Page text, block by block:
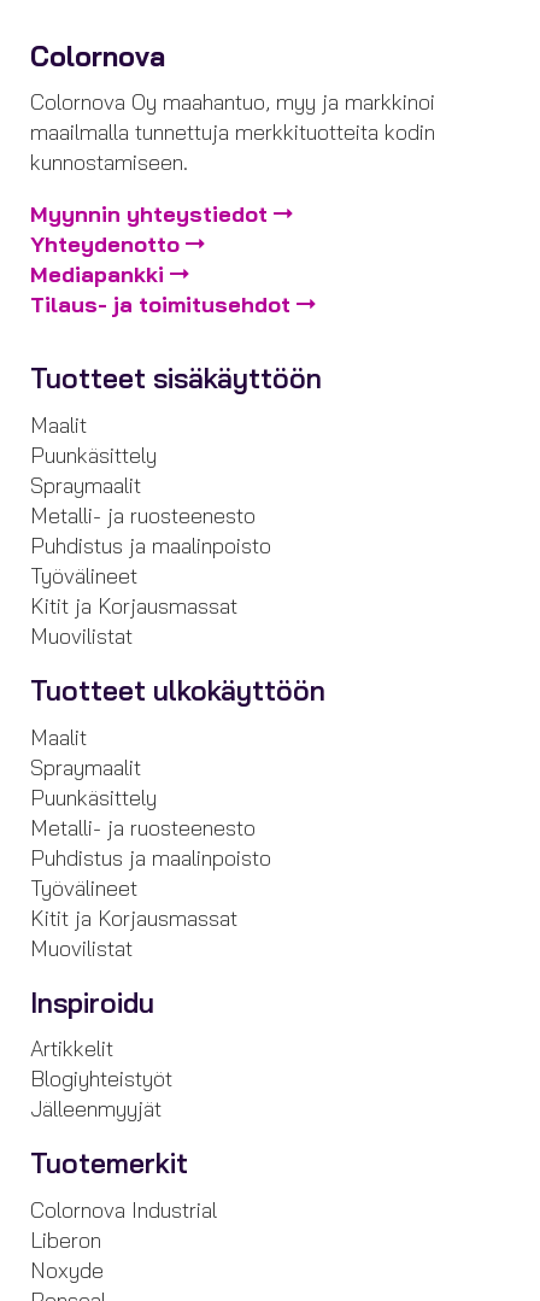
Colornova
Colornova Oy maahantuo, myy ja markkinoi
maailmalla tunnettuja merkkituotteita kodin
kunnostamiseen.
Myynnin yhteystiedot
Yhteydenotto
Mediapankki
Tilaus- ja toimitusehdot
Tuotteet sisäkäyttöön
Maalit
Puunkäsittely
Spraymaalit
Metalli- ja ruosteenesto
Puhdistus ja maalinpoisto
Työvälineet
Kitit ja Korjausmassat
Muovilistat
Tuotteet ulkokäyttöön
Maalit
Spraymaalit
Puunkäsittely
Metalli- ja ruosteenesto
Puhdistus ja maalinpoisto
Työvälineet
Kitit ja Korjausmassat
Muovilistat
Inspiroidu
Artikkelit
Blogiyhteistyöt
Jälleenmyyjät
Tuotemerkit
Colornova Industrial
Liberon
Noxyde